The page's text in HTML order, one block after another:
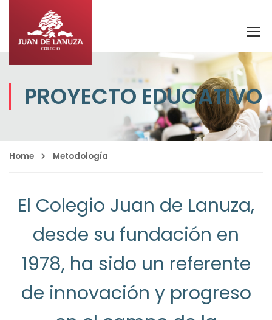
PROYECTO EDUCATIVO
Home Metodología
El Colegio Juan de Lanuza,
desde su fundación en
1978, ha sido un referente
de innovación y progreso